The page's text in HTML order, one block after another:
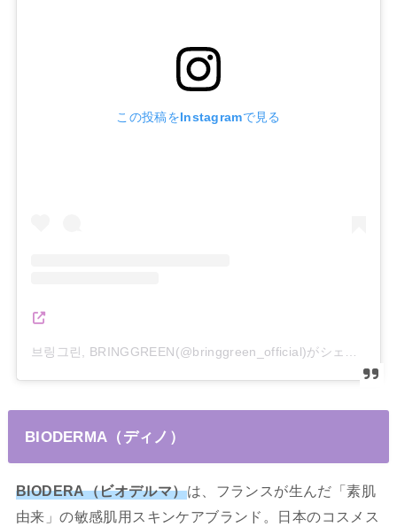
この投稿をInstagramで見る
BIODERMA（ディノ）
BIODERA（ビオデルマ）は、フランスが生んだ「素肌
由来」の敏感肌用スキンケアブランド。日本のコスメス